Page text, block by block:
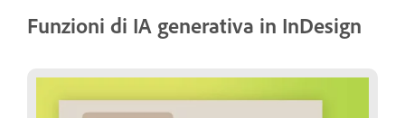
Funzioni di IA generativa in InDesign